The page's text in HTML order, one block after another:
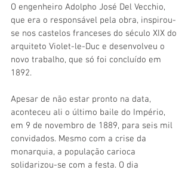
O engenheiro Adolpho José Del Vecchio,
que era o responsável pela obra, inspirou-
se nos castelos franceses do século XIX do
arquiteto Violet-le-Duc e desenvolveu o
novo trabalho, que só foi concluído em
1892.
Apesar de não estar pronto na data,
aconteceu ali o último baile do Império,
em 9 de novembro de 1889, para seis mil
convidados. Mesmo com a crise da
monarquia, a população carioca
solidarizou-se com a festa. O dia